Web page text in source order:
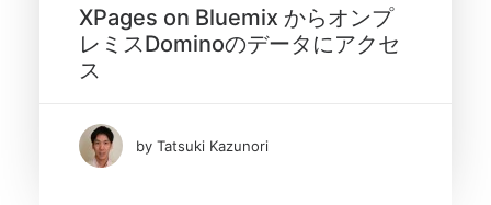
XPages on Bluemix からオンプ
レミスDominoのデータにアクセ
ス
by Tatsuki Kazunori